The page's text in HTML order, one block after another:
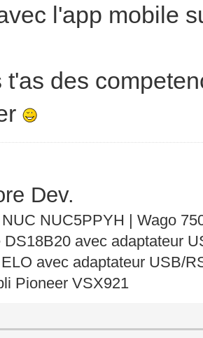
l'app mobile
t'as des
Dev.
NUC5PPYH | Wago
DS18B20 avec adaptateur
avec adaptateur USB/
Pioneer VSX921